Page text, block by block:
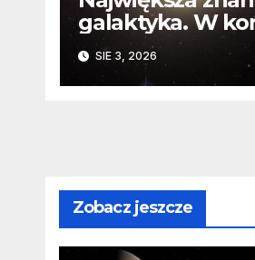
galaktyka. W
poznaliśmy jej
faktyczne
SIE 3, 2026
Zobacz jeszcze